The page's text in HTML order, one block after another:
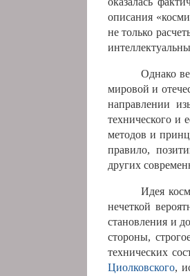
описания
не только
Однако
мировой и
направлении
технического и
методов и
правило,
других
Идея
нечеткой
становления и
стороны,
технических
Циолковского,